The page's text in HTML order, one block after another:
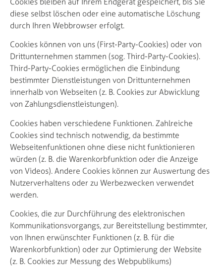
diese selbst löschen oder eine automatische Löschung
durch Ihren Webbrowser erfolgt.
Cookies können von uns (First-Party-Cookies) oder von
Drittunternehmen stammen (sog. Third-Party-Cookies).
Third-Party-Cookies ermöglichen die Einbindung
bestimmter Dienstleistungen von Drittunternehmen
innerhalb von Webseiten (z. B. Cookies zur Abwicklung
von Zahlungsdienstleistungen).
Cookies haben verschiedene Funktionen. Zahlreiche
Cookies sind technisch notwendig, da bestimmte
Webseitenfunktionen ohne diese nicht funktionieren
würden (z. B. die Warenkorbfunktion oder die Anzeige
von Videos). Andere Cookies können zur Auswertung des
Nutzerverhaltens oder zu Werbezwecken verwendet
werden.
Cookies, die zur Durchführung des elektronischen
Kommunikationsvorgangs, zur Bereitstellung bestimmter,
von Ihnen erwünschter Funktionen (z. B. für die
Warenkorbfunktion) oder zur Optimierung der Website
(z. B. Cookies zur Messung des Webpublikums)